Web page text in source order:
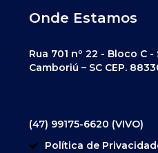
Onde Estamos
Rua 701 nº 22 - Bloco C
Camboriú – SC CEP.
(47) 99175-6620 (VIVO)
Política de